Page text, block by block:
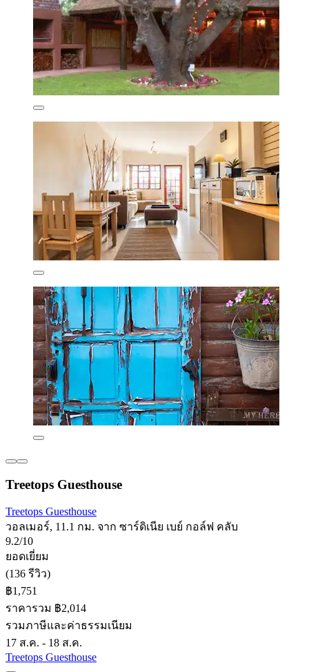
Treetops Guesthouse
Treetops Guesthouse
วอลเมอร์, 11.1 กม. จาก ซาร์ดิเนีย เบย์ กอล์ฟ คลับ
9.2/10
ยอดเยี่ยม
(136 รีวิว)
฿1,751
ราคารวม ฿2,014
รวมภาษีและค่าธรรมเนียม
17 ส.ค. - 18 ส.ค.
Treetops Guesthouse